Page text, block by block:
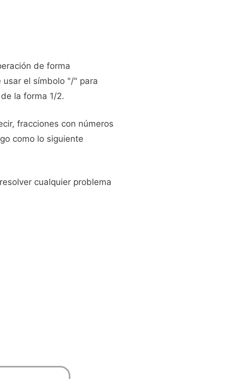
de forma
el símbolo "/" para
la forma 1/2.
fracciones con números
como lo siguiente
cualquier problema